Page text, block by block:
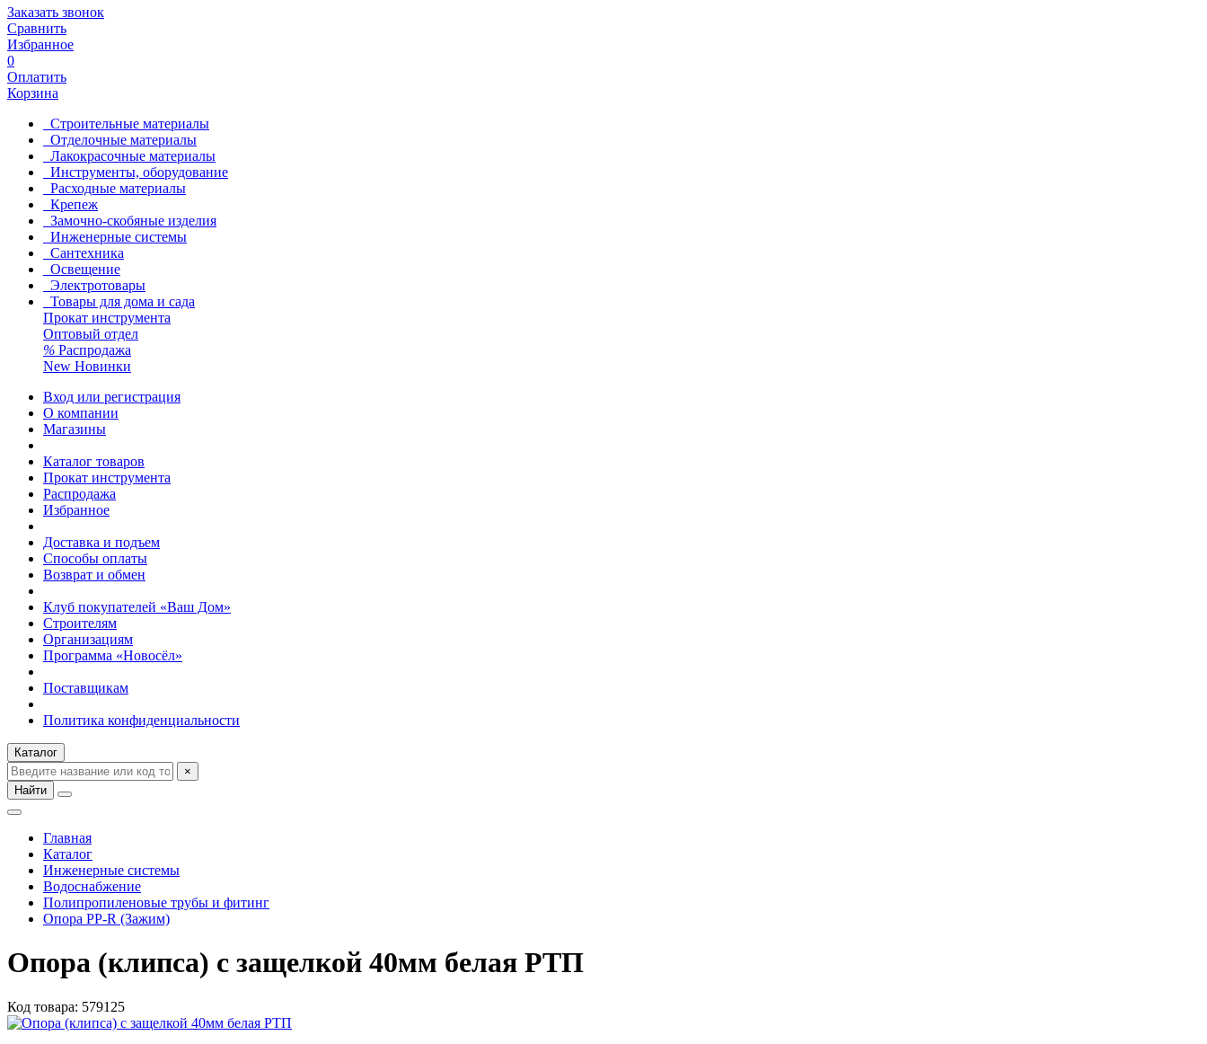
Заказать звонок
Сравнить
Избранное
0
Оплатить
Корзина
Строительные материалы
Отделочные материалы
Лакокрасочные материалы
Инструменты, оборудование
Расходные материалы
Крепеж
Замочно-скобяные изделия
Инженерные системы
Сантехника
Освещение
Электротовары
Товары для дома и сада
Прокат инструмента
Оптовый отдел
% Распродажа
New Новинки
Вход или регистрация
О компании
Магазины
Каталог товаров
Прокат инструмента
Распродажа
Избранное
Доставка и подъем
Способы оплаты
Возврат и обмен
Клуб покупателей «Ваш Дом»
Строителям
Организациям
Программа «Новосёл»
Поставщикам
Политика конфиденциальности
Каталог
×
Найти
Главная
Каталог
Инженерные системы
Водоснабжение
Полипропиленовые трубы и фитинг
Опора PP-R (Зажим)
Опора (клипса) с защелкой 40мм белая РТП
Код товара: 579125